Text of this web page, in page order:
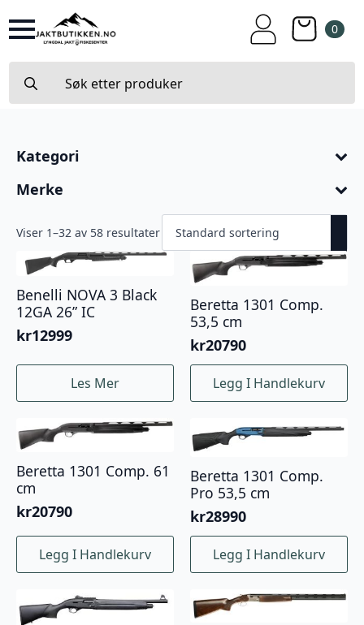
0
for:
Kategori
Merke
Viser 1–32 av 58 resultater
Benelli NOVA 3 Black
12GA 26” IC
kr12999
Les Mer
Beretta 1301 Comp.
53,5 cm
kr20790
Legg I Handlekurv
Beretta 1301 Comp. 61
cm
kr20790
Legg I Handlekurv
Beretta 1301 Comp.
Pro 53,5 cm
kr28990
Legg I Handlekurv